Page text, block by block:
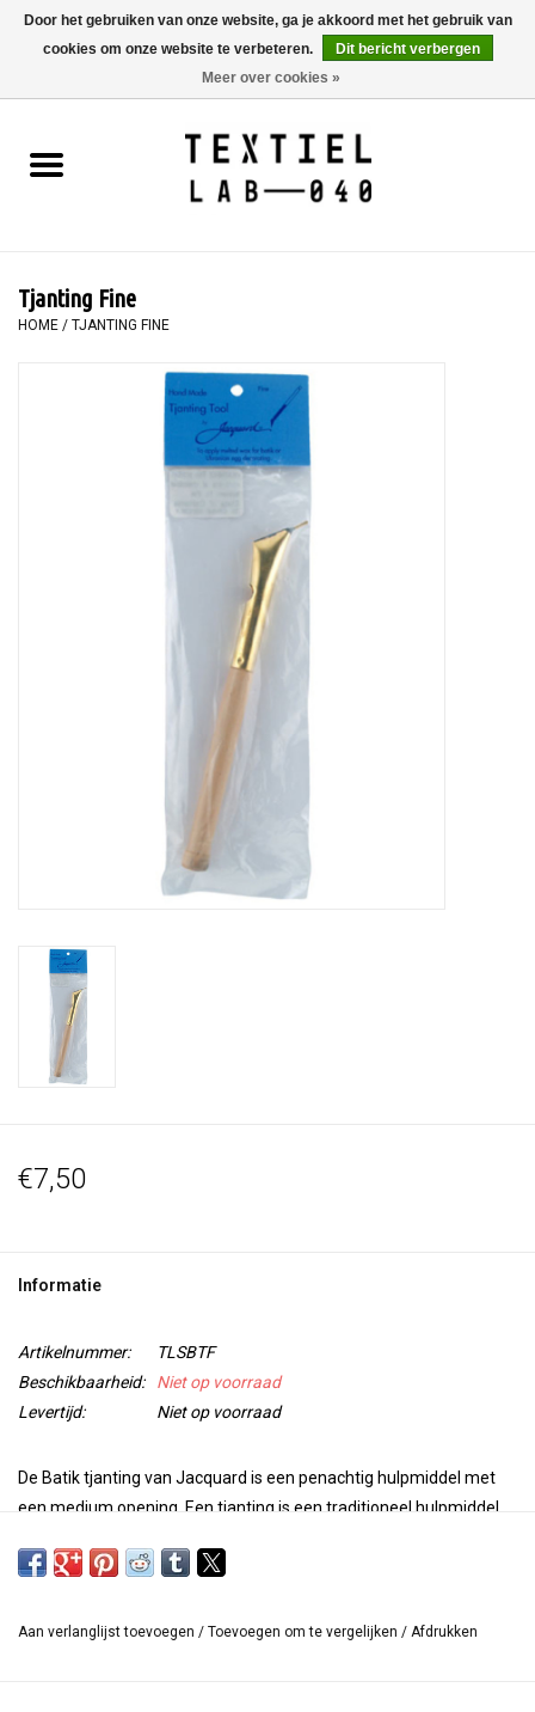
0 Artikelen - €0,00
BOEKEN
SCHILDEREN
Tjanting Fine
HOME / TJANTING FINE
€7,50
Informatie
Artikelnummer:
TLSBTF
Beschikbaarheid:
Niet op voorraad
Levertijd:
Niet op voorraad
De Batik tjanting van Jacquard is een penachtig hulpmiddel met
een medium opening. Een tjanting is een traditioneel hulpmiddel
tjanting bestaat uit een gevernist houten handvat met een
tjanting kan bijvoorbeeld gevuld worden met sojawas uit de tixor
Aan verlanglijst toevoegen / Toevoegen om te vergelijken / Afdrukken
Door het gebruiken van onze website, ga je akkoord met het gebruik van
cookies om onze website te verbeteren.
Dit bericht verbergen
Meer over cookies »